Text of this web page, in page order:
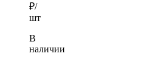
₽/
шт
В
наличии